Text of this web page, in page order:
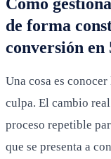
de forma
conversión en
Una cosa es
culpa. El cambio
proceso repetible
que se presenta a